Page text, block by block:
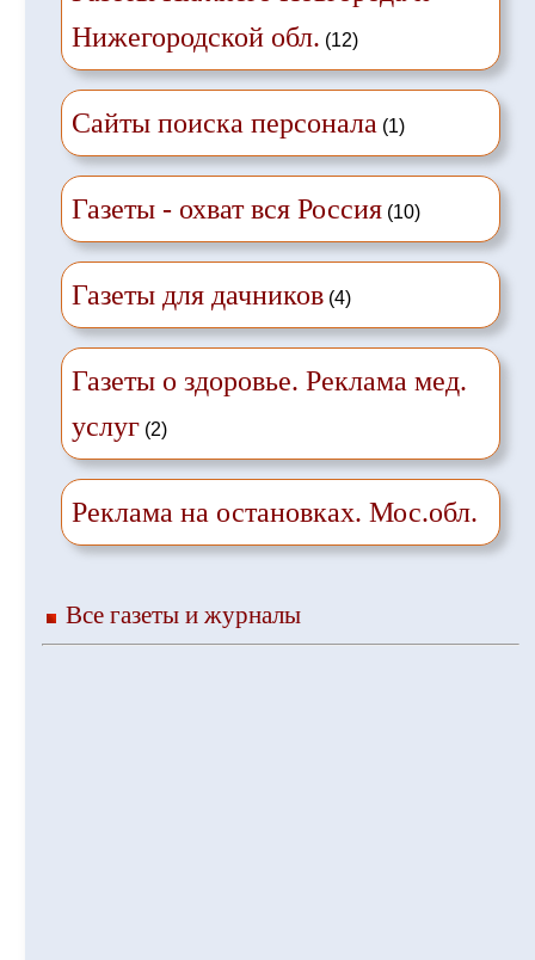
Нижегородской обл. (12)
Сайты поиска персонала(1)
Газеты - охват вся Россия(10)
Газеты для дачников(4)
Газеты о здоровье. Реклама мед.
услуг(2)
Реклама на остановках. Мос.обл.
Все газеты и журналы